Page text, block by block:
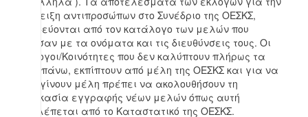
ανάδειξη αντιπροσώπων στο Συνέδριο της ΟΕΣΚΣ,
συνοδεύονται από τον κατάλογο των μελών που
ψήφισαν με τα ονόματα και τις διευθύνσεις τους. Οι
Σύλλογοι/Κοινότητες που δεν καλύπτουν πλήρως τα
παραπάνω, εκπίπτουν από μέλη της ΟΕΣΚΣ και για να
ξαναγίνουν μέλη πρέπει να ακολουθήσουν τη
διαδικασία εγγραφής νέων μελών όπως αυτή
προβλέπεται από το Καταστατικό της ΟΕΣΚΣ.